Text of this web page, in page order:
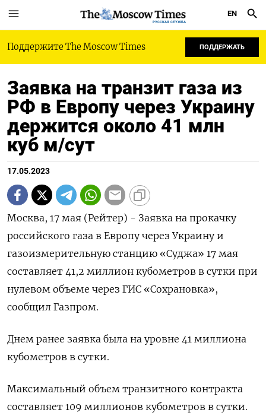
РУССКАЯ СЛУЖБА
EN
Поддержите The Moscow Times ПОДДЕРЖАТЬ
Заявка на транзит газа из
РФ в Европу через Украину
держится около 41 млн
куб м/сут
17.05.2023
Москва, 17 мая (Рейтер) - Заявка на прокачку
российского газа в Европу через Украину и
газоизмерительную станцию «Суджа» 17 мая
составляет 41,2 миллион кубометров в сутки при
нулевом объеме через ГИС «Сохрановка»,
сообщил Газпром.
Днем ранее заявка была на уровне 41 миллиона
кубометров в сутки.
Максимальный объем транзитного контракта
составляет 109 миллионов кубометров в сутки.